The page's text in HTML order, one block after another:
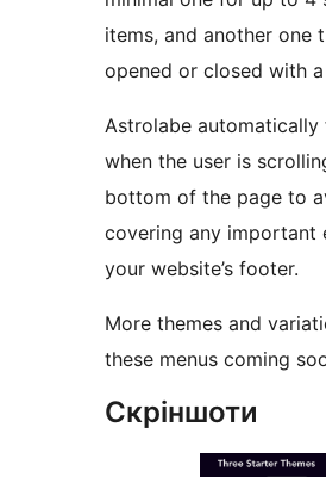
items, and another one
opened or closed with
Astrolabe automatically
when the user is
bottom of the page to
covering any important
your website’s footer.
More themes and
these menus coming
Скріншоти